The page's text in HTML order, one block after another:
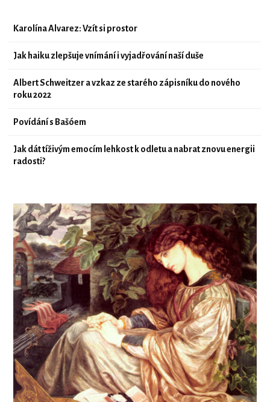
Karolína Alvarez: Vzít si prostor
Jak haiku zlepšuje vnímání i vyjadřování naší duše
Albert Schweitzer a vzkaz ze starého zápisníku do nového
roku 2022
Povídání s Bašóem
Jak dát tíživým emocím lehkost k odletu a nabrat znovu energii
radosti?